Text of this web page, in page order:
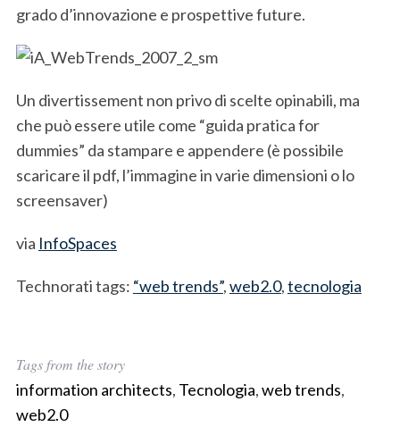
grado d’innovazione e prospettive future.
Un divertissement non privo di scelte opinabili, ma
che può essere utile come “guida pratica for
dummies” da stampare e appendere (è possibile
scaricare il pdf, l’immagine in varie dimensioni o lo
screensaver)
via InfoSpaces
Technorati tags: “web trends”,web2.0,tecnologia
Tags from the story
information architects, Tecnologia,web trends,
web2.0